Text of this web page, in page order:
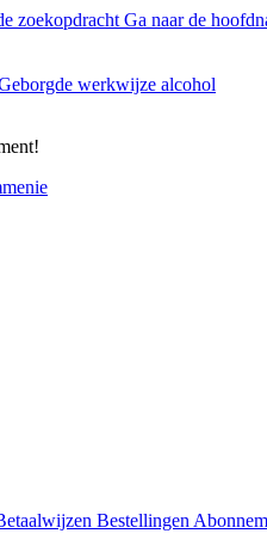
zoekopdracht Ga naar de
werkwijze alcohol
Bestellingen